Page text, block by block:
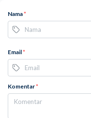
Nama*
Email*
Komentar*